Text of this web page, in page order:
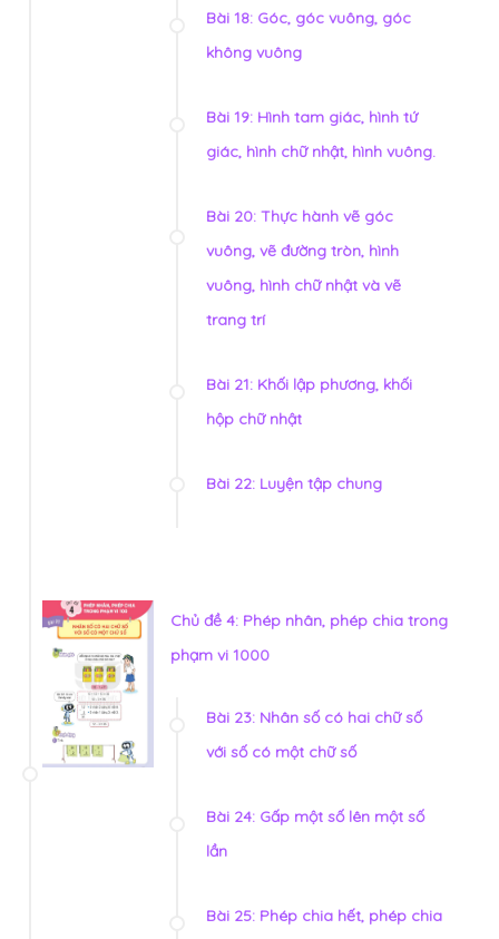
Bài 18: Góc, góc vuông, góc
không vuông
Bài 19: Hình tam giác, hình tứ
giác, hình chữ nhật, hình vuông.
Bài 20: Thực hành vẽ góc
vuông, vẽ đường tròn, hình
vuông, hình chữ nhật và vẽ
trang trí
Bài 21: Khối lập phương, khối
hộp chữ nhật
Bài 22: Luyện tập chung
Chủ đề 4: Phép nhân, phép chia trong
phạm vi 1000
Bài 23: Nhân số có hai chữ số
với số có một chữ số
Bài 24: Gấp một số lên một số
lần
Bài 25: Phép chia hết, phép chia